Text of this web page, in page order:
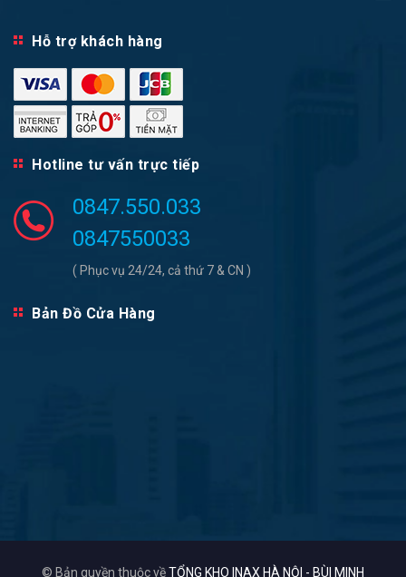
Hỗ trợ khách hàng
Hotline tư vấn trực tiếp
0847.550.033
0847550033
( Phục vụ 24/24, cả thứ 7 & CN )
Bản Đồ Cửa Hàng
© Bản quyền thuộc vềTỔNG KHO INAX HÀ NỘI - BÙI MINH